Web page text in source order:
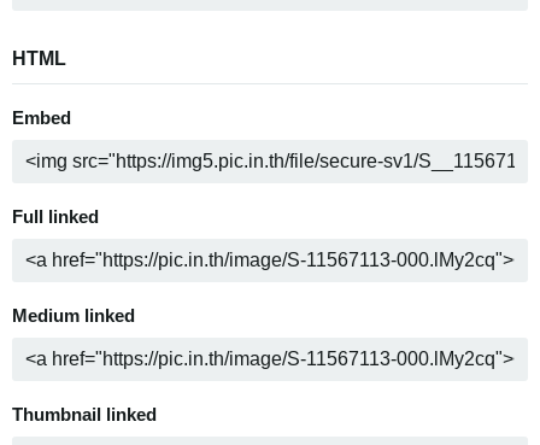
HTML
Embed
Full linked
Medium linked
Thumbnail linked